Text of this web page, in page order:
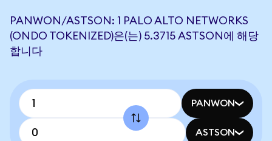
PANWON/ASTSON: 1 PALO ALTO NETWORKS
(ONDO TOKENIZED)은(는) 5.3715 ASTSON에 해당
합니다
PANWON
ASTSON